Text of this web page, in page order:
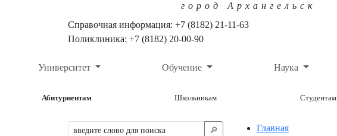
город Архангельск
Справочная информация: +7 (8182) 21-11-63
Поликлиника: +7 (8182) 20-00-90
Университет Обучение Наука
Абитуриентам Школьникам Студентам
🔎︎
Главная